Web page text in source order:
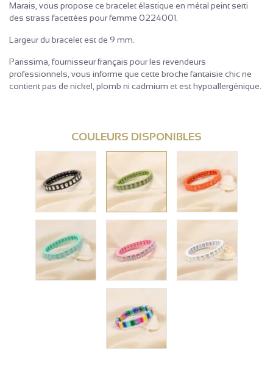
Marais, vous propose ce bracelet élastique en métal peint serti
des strass facettées pour femme 0224001.
Largeur du bracelet est de 9 mm.
Parissima, fournisseur français pour les revendeurs
professionnels, vous informe que cette broche fantaisie chic ne
contient pas de nickel, plomb ni cadmium et est hypoallergénique.
COULEURS DISPONIBLES